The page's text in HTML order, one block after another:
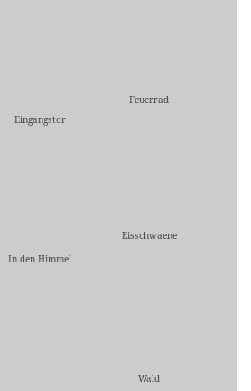
Eingangstor
Feuerrad
In den Himmel
Eisschwaene
Wald